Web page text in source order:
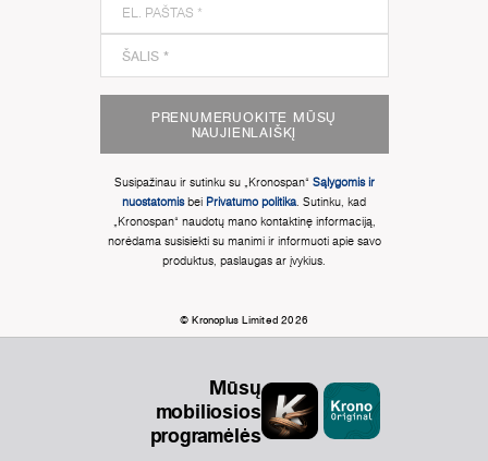
PRENUMERUOKITE MŪSŲ
NAUJIENLAIŠKĮ
Susipažinau ir sutinku su „Kronospan“ Sąlygomis ir
nuostatomisbei Privatumo politika. Sutinku, kad
„Kronospan“ naudotų mano kontaktinę informaciją,
norėdama susisiekti su manimi ir informuoti apie savo
produktus, paslaugas ar įvykius.
© Kronoplus Limited 2026
Mūsų
mobiliosios
programėlės